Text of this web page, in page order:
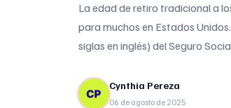
La edad de retiro tradicional a
para muchos en Estados
siglas en inglés) del Seguro
1959 deberán esperar hasta []
Cynthia Pereza
06 de agosto de 2025